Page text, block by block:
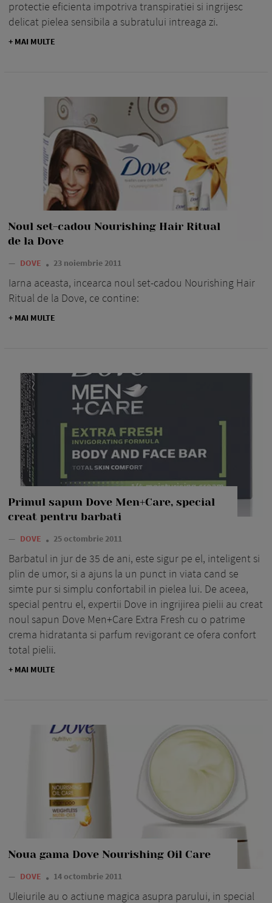
protectie eficienta impotriva transpiratiei si ingrijesc
delicat pielea sensibila a subratului intreaga zi.
+ MAI MULTE
Noul set-cadou Nourishing Hair Ritual
de la Dove
— DOVE 23 noiembrie 2011
Iarna aceasta, incearca noul set-cadou Nourishing Hair
Ritual de la Dove, ce contine:
+ MAI MULTE
Primul sapun Dove Men+Care, special
creat pentru barbati
— DOVE 25 octombrie 2011
Barbatul in jur de 35 de ani, este sigur pe el, inteligent si
plin de umor, si a ajuns la un punct in viata cand se
simte pur si simplu confortabil in pielea lui. De aceea,
special pentru el, expertii Dove in ingrijirea pielii au creat
noul sapun Dove Men+Care Extra Fresh cu o patrime
crema hidratanta si parfum revigorant ce ofera confort
total pielii.
+ MAI MULTE
Noua gama Dove Nourishing Oil Care
— DOVE 14 octombrie 2011
Uleiurile au o actiune magica asupra parului, in special